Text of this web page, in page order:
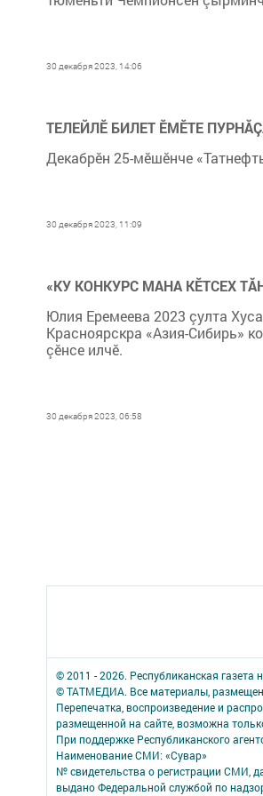
30 декабря 2023, 14:06
ТЕЛЕЙЛӖ БИЛЕТ ӖМӖТЕ
Декабрӗн 25-мӗшӗнче
30 декабря 2023, 11:09
«КУ КОНКУРС МАНА КӖТСЕХ
Юлия Еремеева 2023 çулта
Красноярскра «Азия-Сибирь»
çӗнсе илчӗ.
30 декабря 2023, 06:58
© 2011 - 2026. Республиканская
© ТАТМЕДИА. Все материалы,
Перепечатка, воспроизведение и
размещенной на сайте, возможна
При поддержке Республиканского
Наименование СМИ: «Сувар»
№ свидетельства о регистрации СМИ,
выдано Федеральной службой по